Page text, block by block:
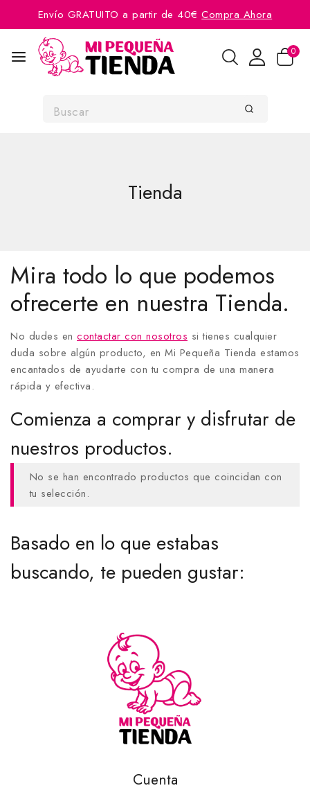
Envío GRATUITO a partir de 40€Compra Ahora
0
Tienda
Mira todo lo que podemos
ofrecerte en nuestra Tienda.
No dudes en contactar con nosotros si tienes cualquier
duda sobre algún producto, en Mi Pequeña Tienda estamos
encantados de ayudarte con tu compra de una manera
rápida y efectiva.
Comienza a comprar y disfrutar de
nuestros productos.
No se han encontrado productos que coincidan con
tu selección.
Basado en lo que estabas
buscando, te pueden gustar:
Cuenta